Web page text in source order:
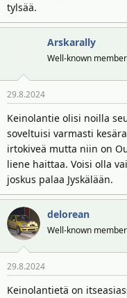
tylsää.
Arskarally
Well-known member
29.8.2024
Keinolantie olisi noilla
soveltuisi varmasti
irtokiveä mutta niin on
liene haittaa. Voisi olla
joskus palaa Jyskälään.
delorean
Well-known member
29.8.2024
Keinolantietä on